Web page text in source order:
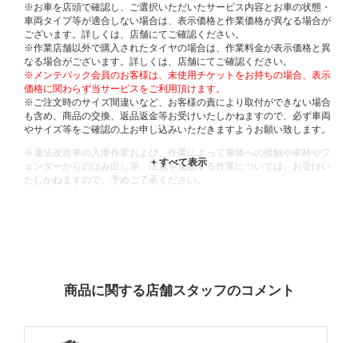
※お車を店頭で確認し、ご選択いただいたサービス内容とお車の状態・
車両タイプ等が適合しない場合は、表示価格と作業価格が異なる場合が
ございます。詳しくは、店舗にてご確認ください。
※作業店舗以外で購入されたタイヤの場合は、作業料金が表示価格と異
なる場合がございます。詳しくは、店舗にてご確認ください。
※メンテパック会員のお客様は、未使用チケットをお持ちの場合、表示
価格に関わらず当サービスをご利用頂けます。
※ご注文時のサイズ間違いなど、お客様の責により取付ができない場合
も含め、商品の交換、返品返金等お受けいたしかねますので、必ず車両
やサイズ等をご確認の上お申し込みいただきますようお願い致します。
※違法改造車の入庫作業および、作業によって車体への接触や車枠やフ
ェンダーからのはみ出し等、法規を逸脱する作業については、お受けい
たしかねますので、予めご了承ください。
商品に関する店舗スタッフのコメント